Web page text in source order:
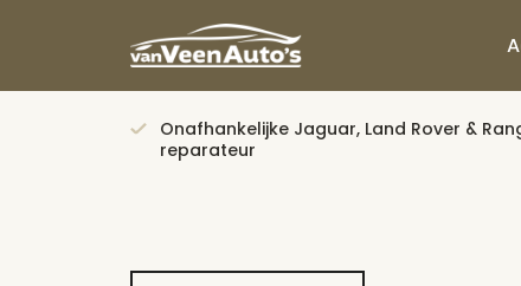
Onafhankelijke Jaguar, Land Rover &
reparateur